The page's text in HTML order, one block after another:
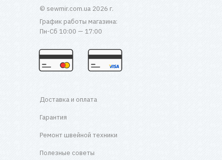
© sewmir.com.ua 2026 г.
График работы магазина:
Пн-Сб 10:00 — 17:00
Доставка и оплата
Гарантия
Ремонт швейной техники
Полезные советы